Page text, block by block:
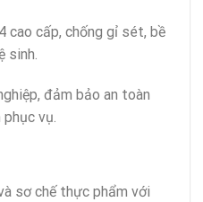
cao cấp, chống gỉ sét, bề
sinh.
đảm bảo an toàn
vụ.
sơ chế thực phẩm với